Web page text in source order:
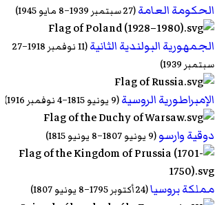
الحكومة العامة(27 سبتمبر 1939–8 مايو 1945)
الجمهورية البولندية الثانية
(11 نوفمبر 1918–27
سبتمبر 1939)
الإمبراطورية الروسية(9 يونيو 1815–4 نوفمبر 1916)
دوقية وارسو(9 يونيو 1807–8 يونيو 1815)
مملكة بروسيا(24 أكتوبر 1795–8 يونيو 1807)